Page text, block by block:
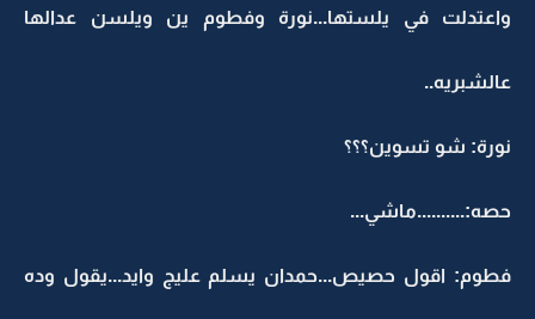
واعتدلت في يلستها...نورة وفطوم ين ويلسن عدالها
عالشبريه..
نورة: شو تسوين؟؟؟
حصه:..........ماشي...
فطوم: اقول حصيص...حمدان يسلم عليج وايد...يقول وده